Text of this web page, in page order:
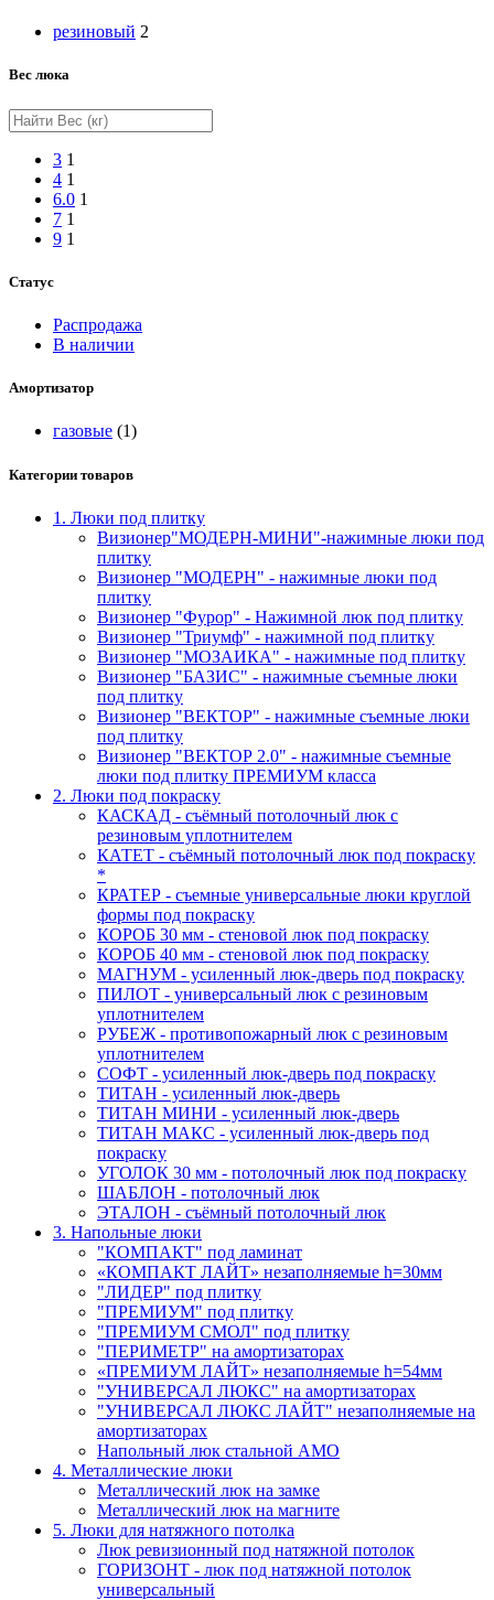
резиновый 2
Вес люка
3 1
4 1
6.0 1
7 1
9 1
Статус
Распродажа
В наличии
Амортизатор
газовые (1)
Категории товаров
1. Люки под плитку
Визионер"МОДЕРН-МИНИ"-нажимные люки под
плитку
Визионер "МОДЕРН" - нажимные люки под
плитку
Визионер "Фурор" - Нажимной люк под плитку
Визионер "Триумф" - нажимной под плитку
Визионер "МОЗАИКА" - нажимные под плитку
Визионер "БАЗИС" - нажимные съемные люки
под плитку
Визионер "ВЕКТОР" - нажимные съемные люки
под плитку
Визионер "ВЕКТОР 2.0" - нажимные съемные
люки под плитку ПРЕМИУМ класса
2. Люки под покраску
КАСКАД - съёмный потолочный люк с
резиновым уплотнителем
КАТЕТ - съёмный потолочный люк под покраску
*
КРАТЕР - съемные универсальные люки круглой
формы под покраску
КОРОБ 30 мм - стеновой люк под покраску
КОРОБ 40 мм - стеновой люк под покраску
МАГНУМ - усиленный люк-дверь под покраску
ПИЛОТ - универсальный люк с резиновым
уплотнителем
РУБЕЖ - противопожарный люк с резиновым
уплотнителем
СОФТ - усиленный люк-дверь под покраску
ТИТАН - усиленный люк-дверь
ТИТАН МИНИ - усиленный люк-дверь
ТИТАН МАКС - усиленный люк-дверь под
покраску
УГОЛОК 30 мм - потолочный люк под покраску
ШАБЛОН - потолочный люк
ЭТАЛОН - съёмный потолочный люк
3. Напольные люки
"КОМПАКТ" под ламинат
«КОМПАКТ ЛАЙТ» незаполняемые h=30мм
"ЛИДЕР" под плитку
"ПРЕМИУМ" под плитку
"ПРЕМИУМ СМОЛ" под плитку
"ПЕРИМЕТР" на амортизаторах
«ПРЕМИУМ ЛАЙТ» незаполняемые h=54мм
"УНИВЕРСАЛ ЛЮКС" на амортизаторах
"УНИВЕРСАЛ ЛЮКС ЛАЙТ" незаполняемые на
амортизаторах
Напольный люк стальной АМО
4. Металлические люки
Металлический люк на замке
Металлический люк на магните
5. Люки для натяжного потолка
Люк ревизионный под натяжной потолок
ГОРИЗОНТ - люк под натяжной потолок
универсальный